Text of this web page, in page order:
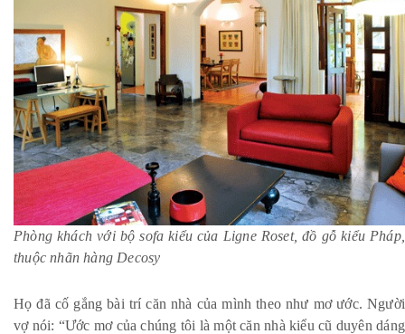
Phòng khách với bộ sofa kiểu của Ligne Roset, đồ gỗ kiểu Pháp,
thuộc nhãn hàng Decosy
Họ đã cố gắng bài trí căn nhà của mình theo như mơ ước. Người
vợ nói: “Ước mơ của chúng tôi là một căn nhà kiểu cũ duyên dáng